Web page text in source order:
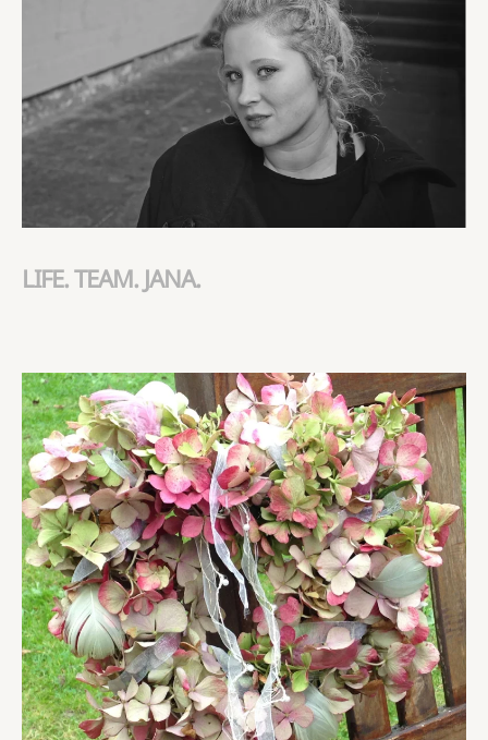
LIFE. TEAM. JANA.